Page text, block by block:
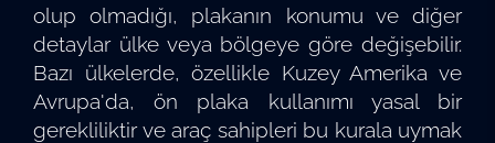
olup olmadığı, plakanın konumu ve diğer
detaylar ülke veya bölgeye göre değişebilir.
Bazı ülkelerde, özellikle Kuzey Amerika ve
Avrupa'da, ön plaka kullanımı yasal bir
gerekliliktir ve araç sahipleri bu kurala uymak